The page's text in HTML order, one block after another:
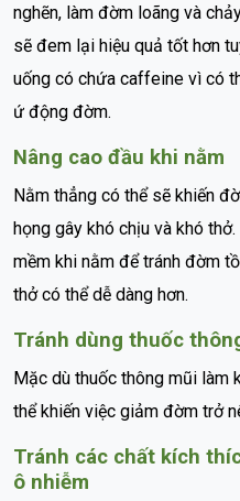
nghẽn, làm đờm loãng và
sẽ đem lại hiệu quả tốt hơn
uống có chứa caffeine vì có
ứ động đờm.
Nâng cao đầu khi nằm
Nằm thẳng có thể sẽ khiến
họng gây khó chịu và khó
mềm khi nằm để tránh đờm
thở có thể dễ dàng hơn.
Tránh dùng thuốc
Mặc dù thuốc thông mũi làm
thể khiến việc giảm đờm trở
Tránh các chất kích
ô nhiễm